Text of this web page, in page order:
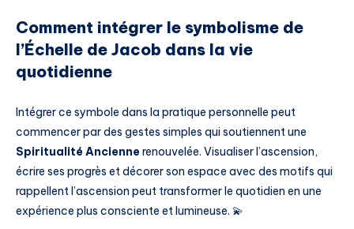
Comment intégrer le symbolisme de
l’Échelle de Jacob dans la vie
quotidienne
Intégrer ce symbole dans la pratique personnelle peut
commencer par des gestes simples qui soutiennent une
Spiritualité Anciennerenouvelée. Visualiser l’ascension,
écrire ses progrès et décorer son espace avec des motifs qui
rappellent l’ascension peut transformer le quotidien en une
expérience plus consciente et lumineuse. 💫